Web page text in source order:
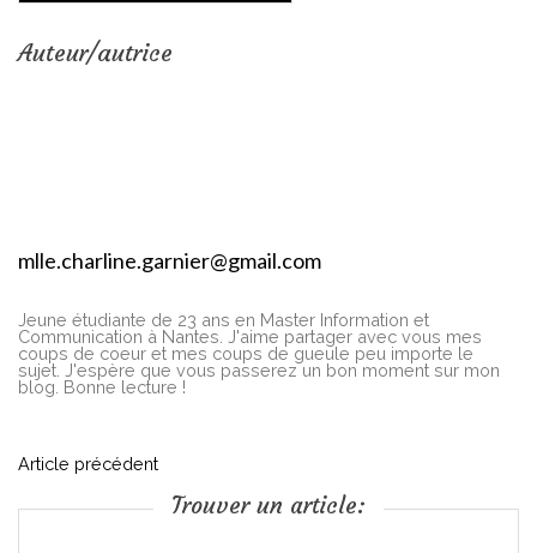
Auteur/autrice
mlle.charline.garnier@gmail.com
Jeune étudiante de 23 ans en Master Information et
Communication à Nantes. J'aime partager avec vous mes
coups de coeur et mes coups de gueule peu importe le
sujet. J'espère que vous passerez un bon moment sur mon
blog. Bonne lecture !
N
Article précédent
Trouver un article: